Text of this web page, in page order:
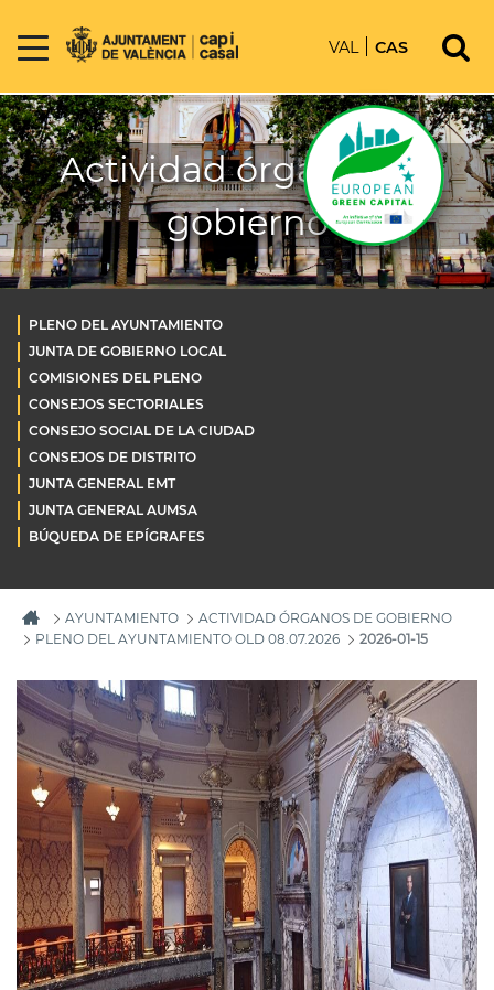
VAL CAS
Actividad órganos de
gobierno
PLENO DEL AYUNTAMIENTO
JUNTA DE GOBIERNO LOCAL
COMISIONES DEL PLENO
CONSEJOS SECTORIALES
CONSEJO SOCIAL DE LA CIUDAD
CONSEJOS DE DISTRITO
JUNTA GENERAL EMT
JUNTA GENERAL AUMSA
BÚQUEDA DE EPÍGRAFES
AYUNTAMIENTO
ACTIVIDAD ÓRGANOS DE GOBIERNO
PLENO DEL AYUNTAMIENTO OLD 08.07.2026
2026-01-15